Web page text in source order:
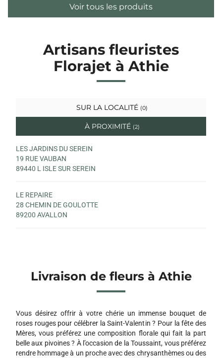
Voir tous les produits
Artisans fleuristes
Florajet à Athie
SUR LA LOCALITÉ (0)
À PROXIMITÉ (2)
LES JARDINS DU SEREIN
19 RUE VAUBAN
89440 L ISLE SUR SEREIN
LE REPAIRE
28 CHEMIN DE GOULOTTE
89200 AVALLON
Livraison de fleurs à Athie
Vous désirez offrir à votre chérie un immense bouquet de
roses rouges pour célébrer la Saint-Valentin ? Pour la fête des
Mères, vous préférez une composition florale qui fait la part
belle aux pivoines ? À l’occasion de la Toussaint, vous préférez
rendre hommage à un proche avec des chrysanthèmes ou des